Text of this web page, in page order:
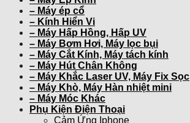
– Máy ép cổ
– Kính Hiển Vi
– Máy Hấp Hồng, Hấp UV
– Máy Bơm Hơi, Máy lọc bụi
– Máy Cắt Kính, Máy tách kính
– Máy Hút Chân Không
– Máy Khắc Laser UV, Máy Fix Sọc
– Máy Khò, Máy Hàn nhiệt mini
– Máy Móc Khác
Phụ Kiện Điện Thoại
Cảm Ứng Iphone